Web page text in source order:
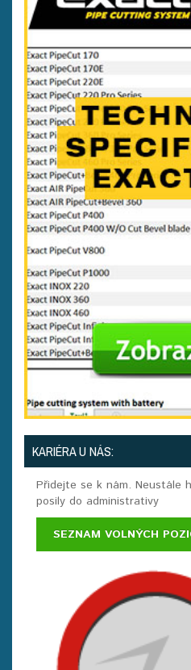
KARIÉRA U NÁS:
Přidejte se k nám. Neustále
posily do administrativy
SEZNAM VOLNÝCH